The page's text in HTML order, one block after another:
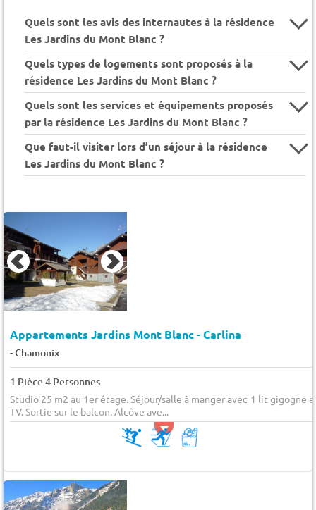
Quels sont les avis des internautes à la résidence
Les Jardins du Mont Blanc ?
Quels types de logements sont proposés à la
résidence Les Jardins du Mont Blanc ?
Quels sont les services et équipements proposés
par la résidence Les Jardins du Mont Blanc ?
Que faut-il visiter lors d’un séjour à la résidence
Les Jardins du Mont Blanc ?
Appartements Jardins Mont Blanc - Carlina
-Chamonix
1 Pièce 4 Personnes
Studio 25 m2 au 1er étage. Séjour/salle à manger avec 1 lit gigogne
TV. Sortie sur le balcon. Alcôve ave...